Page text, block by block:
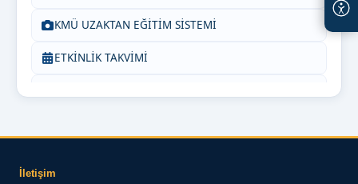
KMÜ UZAKTAN EĞİTİM SİSTEMİ
ETKİNLİK TAKVİMİ
İletişim